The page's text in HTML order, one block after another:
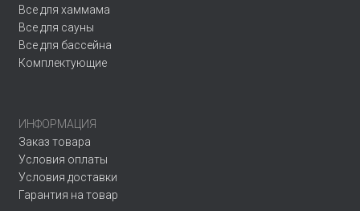
Все для хаммама
Все для сауны
Все для бассейна
Комплектующие
ИНФОРМАЦИЯ
Заказ товара
Условия оплаты
Условия доставки
Гарантия на товар